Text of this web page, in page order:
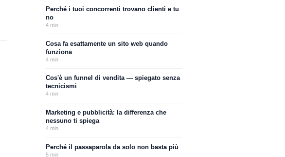
Perché i tuoi concorrenti trovano clienti e tu
no
4 min
Cosa fa esattamente un sito web quando
funziona
4 min
Cos'è un funnel di vendita — spiegato senza
tecnicismi
4 min
Marketing e pubblicità: la differenza che
nessuno ti spiega
4 min
Perché il passaparola da solo non basta più
5 min